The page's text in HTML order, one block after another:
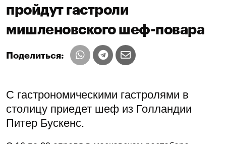
пройдут гастроли
мишленовского шеф-повара
Поделиться:
С гастрономическими гастролями в
столицу приедет шеф из Голландии
Питер Бускенс.